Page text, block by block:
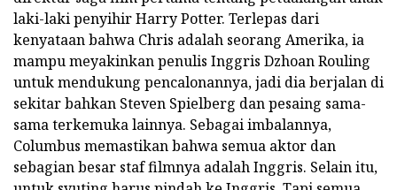
laki-laki penyihir Harry Potter. Terlepas dari
kenyataan bahwa Chris adalah seorang Amerika, ia
mampu meyakinkan penulis Inggris Dzhoan Rouling
untuk mendukung pencalonannya, jadi dia berjalan di
sekitar bahkan Steven Spielberg dan pesaing sama-
sama terkemuka lainnya. Sebagai imbalannya,
Columbus memastikan bahwa semua aktor dan
sebagian besar staf filmnya adalah Inggris. Selain itu,